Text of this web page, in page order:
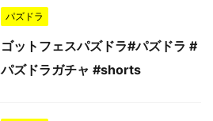
パズドラ
ゴットフェスパズドラ#パズドラ #
パズドラガチャ #shorts